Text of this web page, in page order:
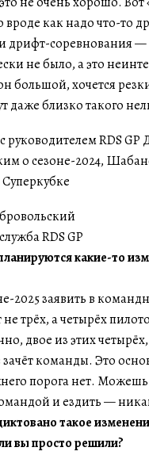
вроде как надо что-то
дрифт-соревнования
не было, а это
большой, хочется
даже близко такого
RDS GP
какие-то
2025 заявить в
трёх, а четырёх
двое из этих
зачёт команды. Это
порога нет.
и ездить —
такое
вы просто решили?